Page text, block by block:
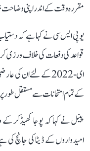
مقررہ وقت کے اندر اپنی وضاحت
قواعد کی دفعات کی خلاف ورزی
ای-2022 کے لئے ان
کے تمام امتحانات سے مستقل طور